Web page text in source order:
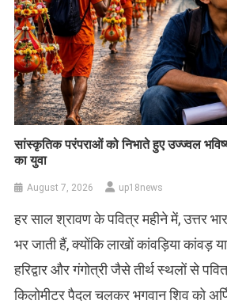
सांस्कृतिक परंपराओं को निभाते हुए उज्ज्वल
का युवा
August 7, 2026 up18news
हर साल श्रावण के पवित्र महीने में, उत्तर
भर जाती हैं, क्योंकि लाखों कांवड़िया कांवड़
हरिद्वार और गंगोत्री जैसे तीर्थ स्थलों से
किलोमीटर पैदल चलकर भगवान शिव को